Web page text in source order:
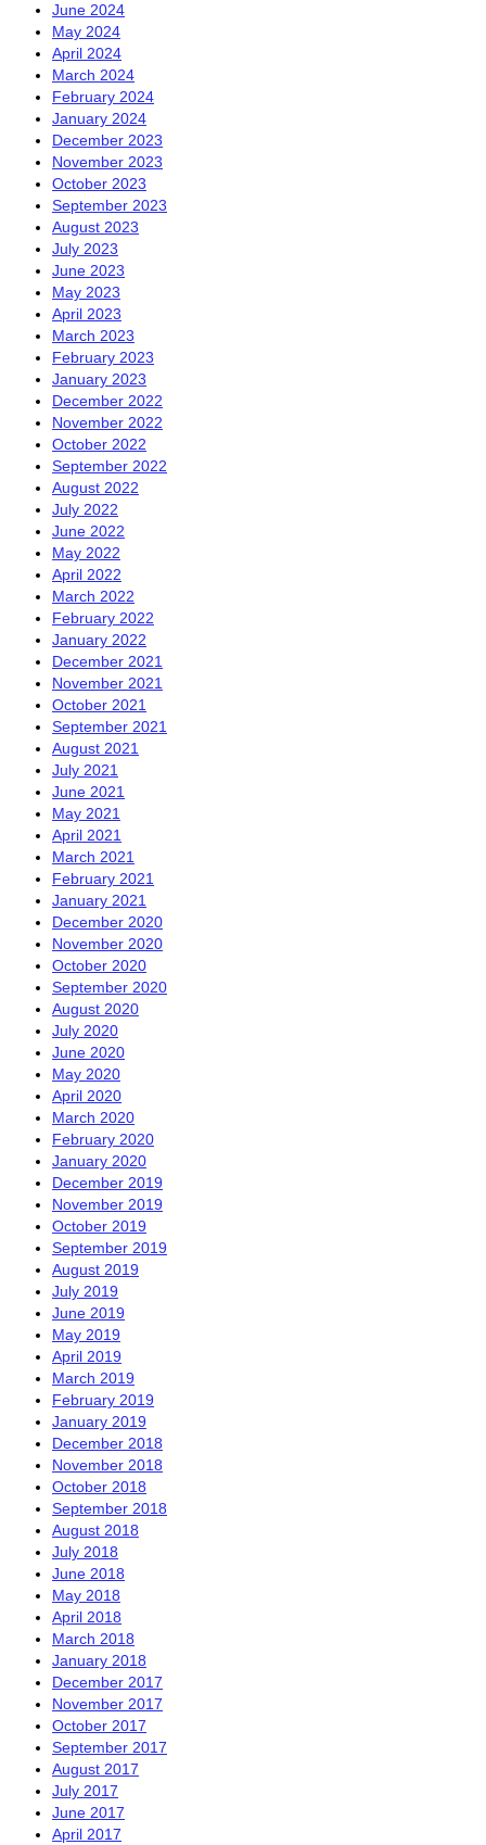
June 2024
May 2024
April 2024
March 2024
February 2024
January 2024
December 2023
November 2023
October 2023
September 2023
August 2023
July 2023
June 2023
May 2023
April 2023
March 2023
February 2023
January 2023
December 2022
November 2022
October 2022
September 2022
August 2022
July 2022
June 2022
May 2022
April 2022
March 2022
February 2022
January 2022
December 2021
November 2021
October 2021
September 2021
August 2021
July 2021
June 2021
May 2021
April 2021
March 2021
February 2021
January 2021
December 2020
November 2020
October 2020
September 2020
August 2020
July 2020
June 2020
May 2020
April 2020
March 2020
February 2020
January 2020
December 2019
November 2019
October 2019
September 2019
August 2019
July 2019
June 2019
May 2019
April 2019
March 2019
February 2019
January 2019
December 2018
November 2018
October 2018
September 2018
August 2018
July 2018
June 2018
May 2018
April 2018
March 2018
January 2018
December 2017
November 2017
October 2017
September 2017
August 2017
July 2017
June 2017
April 2017